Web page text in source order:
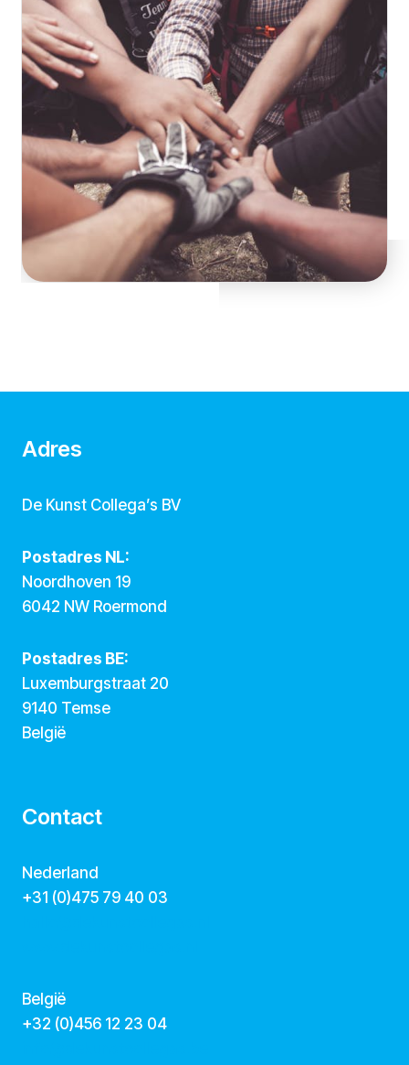
Adres
De Kunst Collega’s BV
Postadres NL:
Noordhoven 19
6042 NW Roermond
Postadres BE:
Luxemburgstraat 20
9140 Temse
België
Contact
Nederland
+31 (0)475 79 40 03
België
‭+32 (0)456 12 23 04‬